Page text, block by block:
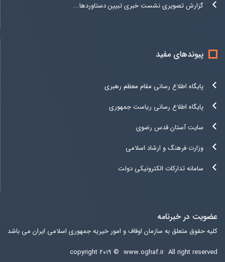
گزارش تصویری نشست خبری تبیین دستاوردها...
پیوندهای مفید
پایگاه اطلاع رسانی مقام معظم رهبری
پایگاه اطلاع رسانی ریاست جمهوری
سایت آستان قدس رضوی
وزارت فرهنگ و ارشاد اسلامی
سامانه تدارکات الکترونیکی دولت
عضویت در خبرنامه
کلیه حقوق متعلق به سازمان اوقاف و امور خیریه جمهوری اسلامی ایران می باشد
copyright ۲۰۱۹ © www.oghaf.ir All right reserved